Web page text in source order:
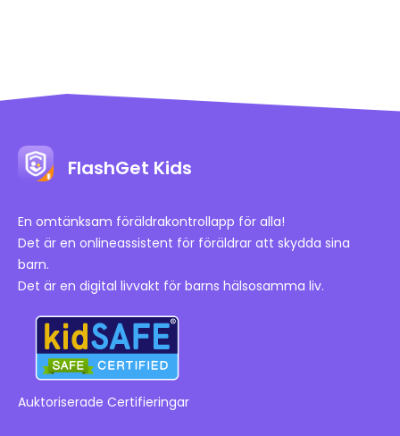
FlashGet Kids
En omtänksam föräldrakontrollapp för alla!
Det är en onlineassistent för föräldrar att skydda sina
barn.
Det är en digital livvakt för barns hälsosamma liv.
Auktoriserade Certifieringar